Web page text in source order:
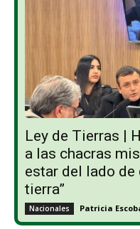
Ley de Tierras |
a las chacras
estar del lado de
tierra”
Nacionales Patricia